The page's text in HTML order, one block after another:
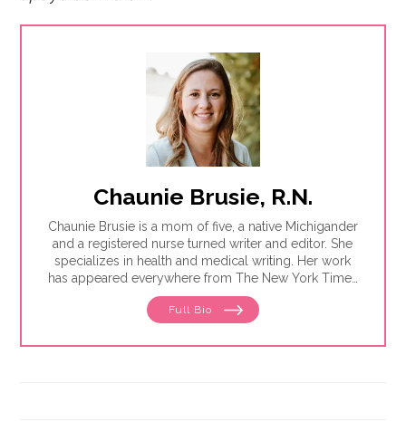
Chaunie Brusie, R.N.
Chaunie Brusie is a mom of five, a native Michigander
and a registered nurse turned writer and editor. She
specializes in health and medical writing. Her work
has appeared everywhere from The New York Times
to Glamour to Parents magazine.
Full Bio